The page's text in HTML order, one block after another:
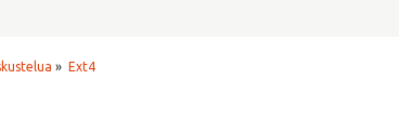
» Ext4